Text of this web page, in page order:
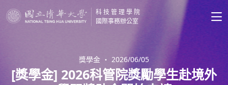
科技管理學院
國際事務辦公室
獎學金 ・ 2026/06/05
[獎學金] 2026科管院獎勵學生赴境外